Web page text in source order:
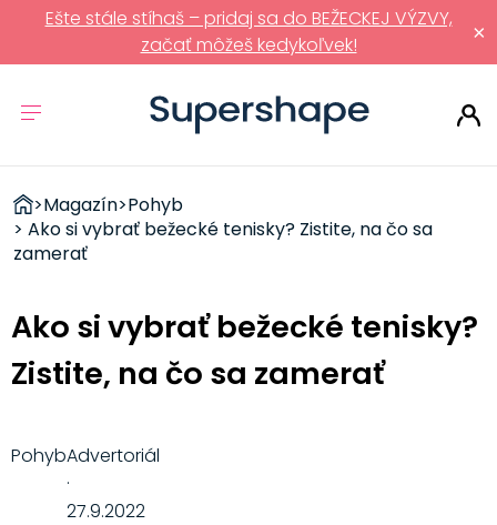
×
Ešte stále stíhaš – pridaj sa do BEŽECKEJ VÝZVY,
začať môžeš kedykoľvek!
ZDRAVÉ
RÝCHLOVKY
>Magazín>Pohyb
> Ako si vybrať bežecké tenisky? Zistite, na čo sa
zamerať
Ako si vybrať bežecké tenisky?
Zistite, na čo sa zamerať
PohybAdvertoriál
·
27.9.2022